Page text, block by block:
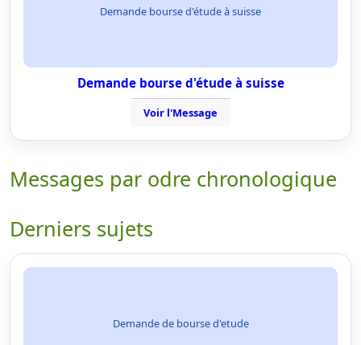
Demande bourse d'étude à suisse
Demande bourse d'étude à suisse
Voir l'Message
Messages par odre chronologique
Derniers sujets
Demande de bourse d'etude